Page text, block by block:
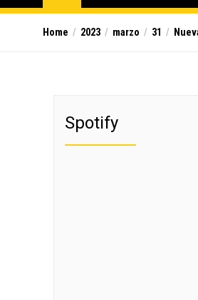
Home 2023 marzo 31
Spotify